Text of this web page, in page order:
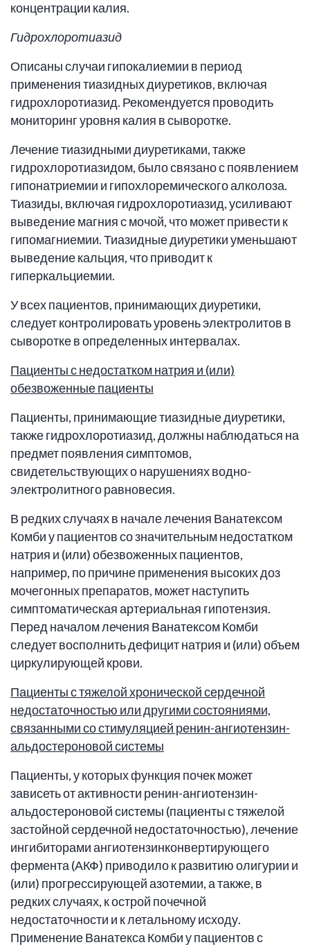
концентрации калия.
Гидрохлоротиазид
Описаны случаи гипокалиемии в период
применения тиазидных диуретиков, включая
гидрохлоротиазид. Рекомендуется проводить
мониторинг уровня калия в сыворотке.
Лечение тиазидными диуретиками, также
гидрохлоротиазидом, было связано с появлением
гипонатриемии и гипохлоремического алколоза.
Тиазиды, включая гидрохлоротиазид, усиливают
выведение магния с мочой, что может привести к
гипомагниемии. Тиазидные диуретики уменьшают
выведение кальция, что приводит к
гиперкальциемии.
У всех пациентов, принимающих диуретики,
следует контролировать уровень электролитов в
сыворотке в определенных интервалах.
Пациенты с недостатком натрия и (или)
обезвоженные пациенты
Пациенты, принимающие тиазидные диуретики,
также гидрохлоротиазид, должны наблюдаться на
предмет появления симптомов,
свидетельствующих о нарушениях водно-
электролитного равновесия.
В редких случаях в начале лечения Ванатексом
Комби у пациентов со значительным недостатком
натрия и (или) обезвоженных пациентов,
например, по причине применения высоких доз
мочегонных препаратов, может наступить
симптоматическая артериальная гипотензия.
Перед началом лечения Ванатексом Комби
следует восполнить дефицит натрия и (или) объем
циркулирующей крови.
Пациенты с тяжелой хронической сердечной
недостаточностью или другими состояниями,
связанными со стимуляцией ренин-ангиотензин-
альдостероновой системы
Пациенты, у которых функция почек может
зависеть от активности ренин-ангиотензин-
альдостероновой системы (пациенты с тяжелой
застойной сердечной недостаточностью), лечение
ингибиторами ангиотензинконвертирующего
фермента (АКФ) приводило к развитию олигурии и
(или) прогрессирующей азотемии, а также, в
редких случаях, к острой почечной
недостаточности и к летальному исходу.
Применение Ванатекса Комби у пациентов с